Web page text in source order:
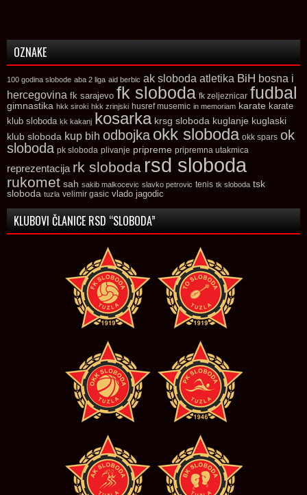
OZNAKE
100 godina slobode aba 2 liga aid berbic ak sloboda atletika BiH bosna i
hercegovina fk sarajevo fk sloboda fk zeljeznicar fudbal
gimnastika hkk siroki hkk zrinjski husref musemic in memoriam karate karate
klub sloboda kk kakanj kosarka krsg sloboda kuglanje kuglaski
klub sloboda kup bih odbojka okk sloboda okk spars ok
sloboda pk sloboda plivanje pripreme pripremna utakmica
reprezentacija rk sloboda rsd sloboda
rukomet sah sakib malkocevic slavko petrovic tenis tk sloboda tsk
sloboda tuzla velimir gasic vlado jagodic
KLUBOVI ČLANICE RSD “SLOBODA”